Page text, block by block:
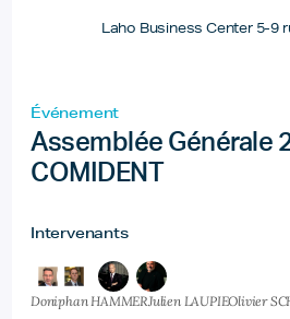
Laho Business Center 5-9
Événement
Assemblée Générale
COMIDENT
Intervenants
Doniphan HAMMERJulien LAUPIEOlivier